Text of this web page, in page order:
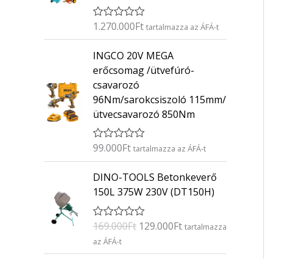
É
é
e
l
é
s
:
/
5
1.270.000Ft tartalmazza az ÁFÁ-t
INGCO 20V MEGA
erőcsomag /ütvefúró-
csavarozó
96Nm/sarokcsiszoló 115mm/
ütvecsavarozó 850Nm
É
é
k
e
é
s
0
/
99.000Ft tartalmazza az ÁFÁ-t
DINO-TOOLS Betonkeverő
150L 375W 230V (DT150H)
É
t
é
169.000Ft
O
r
g
129.000Ft
C
u
etartalmazza
az ÁFÁ-t